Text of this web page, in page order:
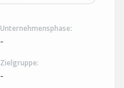
Unternehmensphase:
-
Zielgruppe:
-